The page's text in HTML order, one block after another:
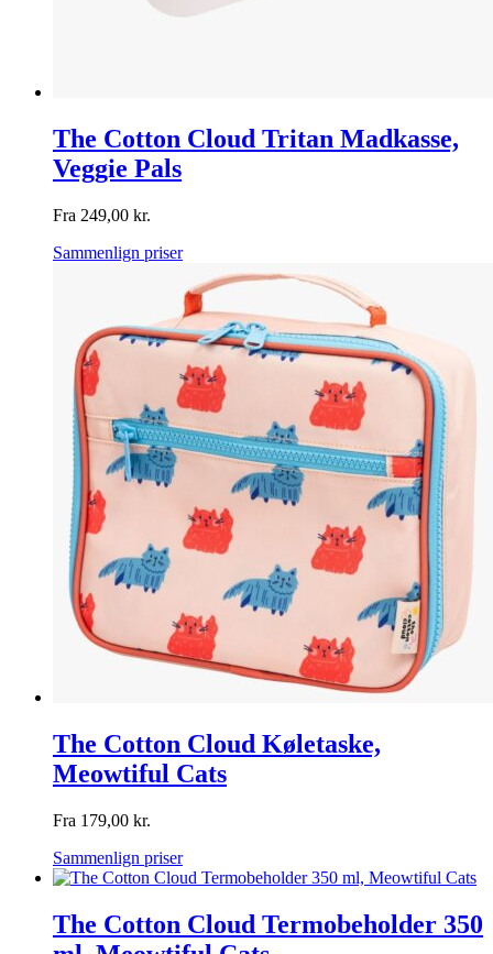
The Cotton Cloud Tritan Madkasse,
Veggie Pals
Fra 249,00 kr.
Sammenlign priser
The Cotton Cloud Køletaske,
Meowtiful Cats
Fra 179,00 kr.
Sammenlign priser
The Cotton Cloud Termobeholder 350